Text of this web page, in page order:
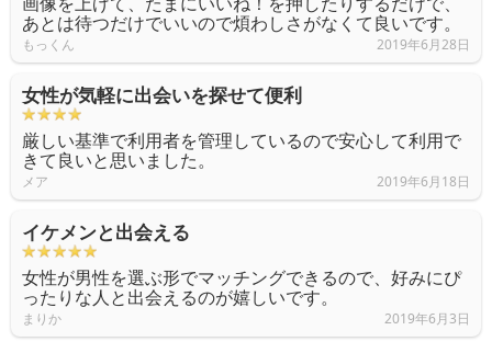
あとは待つだけでいいので煩わしさがなくて良いです。
もっくん 2019年6月28日
女性が気軽に出会いを探せて便利
厳しい基準で利用者を管理しているので安心して利用で
きて良いと思いました。
メア 2019年6月18日
イケメンと出会える
女性が男性を選ぶ形でマッチングできるので、好みにぴ
ったりな人と出会えるのが嬉しいです。
まりか 2019年6月3日